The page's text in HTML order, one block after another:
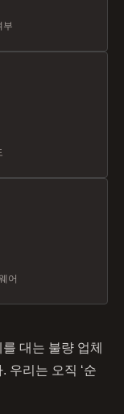
부
어
대는 불량 업체
우리는 오직 ‘순